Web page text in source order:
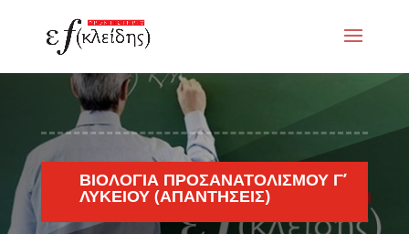
ΒΙΟΛΟΓΊΑ ΠΡΟΣΑΝΑΤΟΛΙΣΜΟΎ Γ’
ΛΥΚΕΊΟΥ (ΑΠΑΝΤΉΣΕΙΣ)